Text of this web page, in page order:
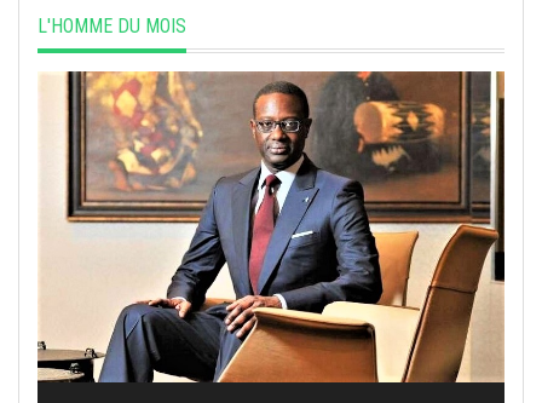
L'HOMME DU MOIS